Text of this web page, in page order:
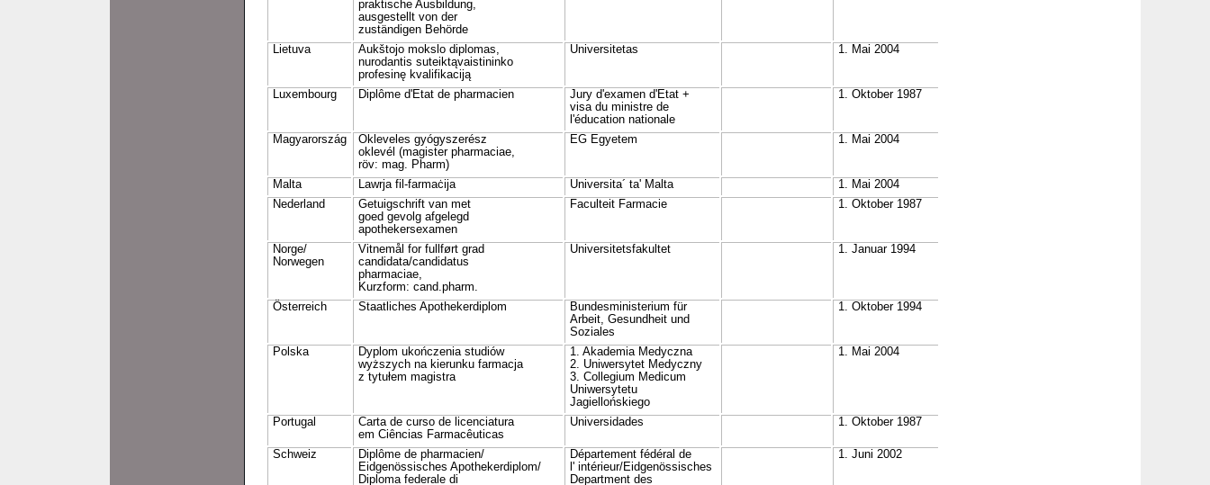
praktische Ausbildung,
ausgestellt von der
zuständigen Behörde
Lietuva
Aukštojo mokslo diplomas,
nurodantis suteiktąvaistininko
profesinę kvalifikaciją
Universitetas 1. Mai 2004
Luxembourg Diplôme d'Etat de pharmacien
Jury d'examen d'Etat +
visa du ministre de
l'éducation nationale
1. Oktober 1987
Magyarország
Okleveles gyógyszerész
oklevél (magister pharmaciae,
röv: mag. Pharm)
EG Egyetem 1. Mai 2004
Malta Lawrja fil-farmaċija Universita´ ta' Malta
1. Mai 2004
Nederland
Getuigschrift van met
goed gevolg afgelegd
apothekersexamen
Faculteit Farmacie 1. Oktober 1987
Norge/
Norwegen
Vitnemål for fullført grad
candidata/candidatus
pharmaciae,
Kurzform: cand.pharm.
Universitetsfakultet 1. Januar 1994
Österreich Staatliches Apothekerdiplom
Bundesministerium für
Arbeit, Gesundheit und
Soziales
1. Oktober 1994
Polska
Dyplom ukończenia studiów
wyższych na kierunku farmacja
z tytułem magistra
1. Akademia Medyczna
2. Uniwersytet Medyczny
3. Collegium Medicum
Uniwersytetu
Jagiellońskiego
1. Mai 2004
Portugal
Carta de curso de licenciatura
em Ciências Farmacêuticas
Universidades 1. Oktober 1987
Schweiz
Diplôme de pharmacien/
Eidgenössisches Apothekerdiplom/
Diploma federale di
Département fédéral de
l' intérieur/Eidgenössisches
Department des
1. Juni 2002